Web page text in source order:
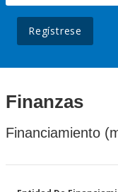
Regístrese
Finanzas
Financiamiento